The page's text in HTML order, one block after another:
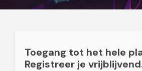
Toegang tot het hele
Registreer je